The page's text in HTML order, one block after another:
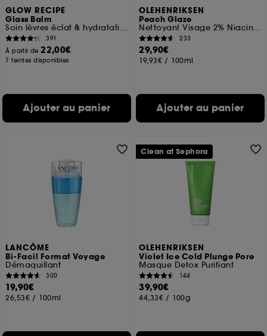
GLOW RECIPE
Glass Balm
Soin lèvres éclat & hydratation
391
À partir de22,00€
7 teintes disponibles
Ajouter au panier
OLEHENRIKSEN
Peach Glaze
Nettoyant Visage 2% Niacinamide
233
29,90€
19,93€ / 100ml
Ajouter au panier
LANCÔME
Bi-Facil Format Voyage
Démaquillant
300
19,90€
26,53€ / 100ml
OLEHENRIKSEN
Violet Ice Cold Plunge Pore
Masque Detox Purifiant
144
39,90€
44,33€ / 100g
Clean at Sephora